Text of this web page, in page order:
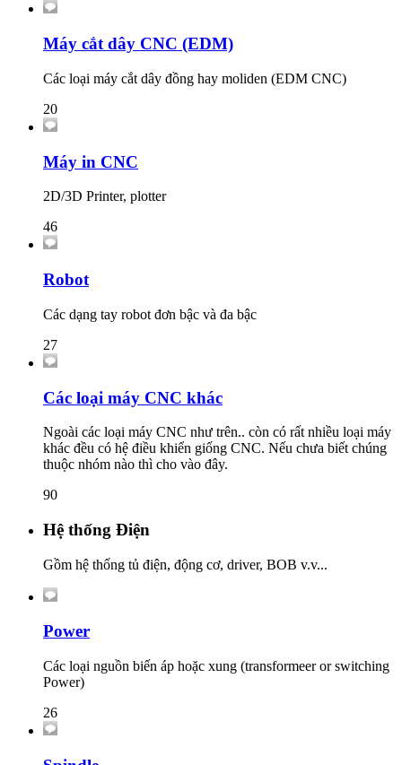
Máy cắt dây CNC (EDM)
Các loại máy cắt dây đồng hay moliden (EDM CNC)
20
Máy in CNC
2D/3D Printer, plotter
46
Robot
Các dạng tay robot đơn bậc và đa bậc
27
Các loại máy CNC khác
Ngoài các loại máy CNC như trên.. còn có rất nhiều loại máy
khác đều có hệ điều khiển giống CNC. Nếu chưa biết chúng
thuộc nhóm nào thì cho vào đây.
90
Hệ thống Điện
Gồm hệ thống tủ điện, động cơ, driver, BOB v.v...
Power
Các loại nguồn biến áp hoặc xung (transformeer or switching
Power)
26